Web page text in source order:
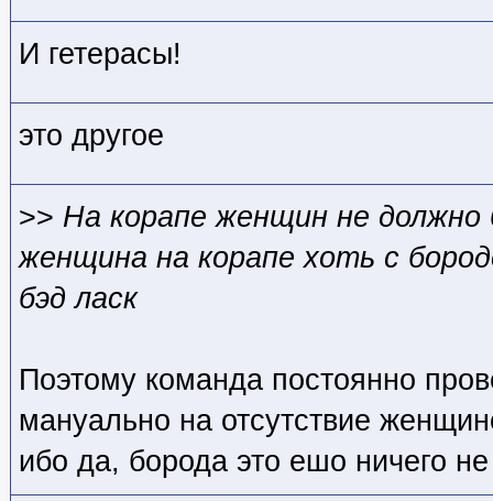
И гетерасы!
это другое
>> На корапе женщин не
женщина на корапе хоть с
бэд ласк
Поэтому команда постоянно
мануально на отсутствие
ибо да, борода это ешо ничего не